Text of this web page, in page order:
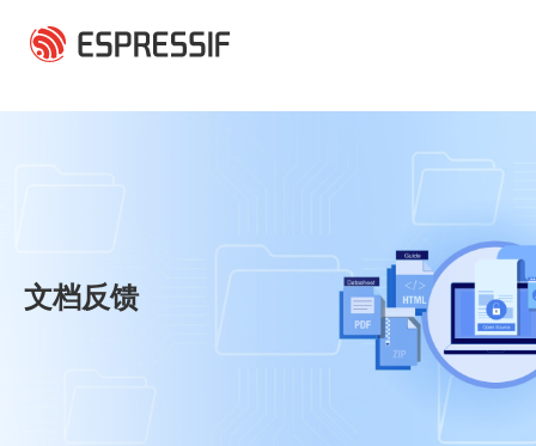
文档反馈